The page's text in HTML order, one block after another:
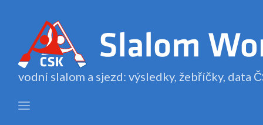
vodní slalom a sjezd: výsledky, žebříčky, data